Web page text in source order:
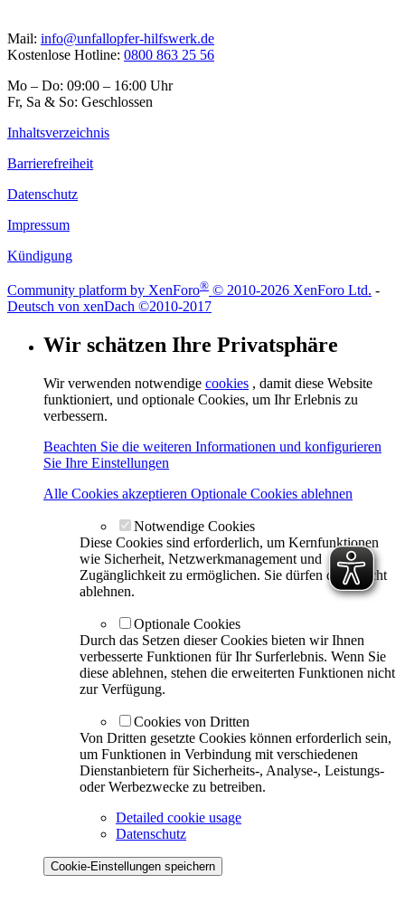
Mail: info@unfallopfer-hilfswerk.de
Kostenlose Hotline: 0800 863 25 56
Mo – Do: 09:00 – 16:00 Uhr
Fr, Sa & So: Geschlossen
Inhaltsverzeichnis
Barrierefreiheit
Datenschutz
Impressum
Kündigung
Community platform by XenForo® © 2010-2026 XenForo Ltd. -
Deutsch von xenDach ©2010-2017
Wir schätzen Ihre Privatsphäre
Wir verwenden notwendige cookies , damit diese Website
funktioniert, und optionale Cookies, um Ihr Erlebnis zu
verbessern.
Beachten Sie die weiteren Informationen und konfigurieren
Sie Ihre Einstellungen
Alle Cookies akzeptieren Optionale Cookies ablehnen
Notwendige Cookies
Diese Cookies sind erforderlich, um Kernfunktionen
wie Sicherheit, Netzwerkmanagement und
Zugänglichkeit zu ermöglichen. Sie dürfen diese nicht
ablehnen.
Optionale Cookies
Durch das Setzen dieser Cookies bieten wir Ihnen
verbesserte Funktionen für Ihr Surferlebnis. Wenn Sie
diese ablehnen, stehen die erweiterten Funktionen nicht
zur Verfügung.
Cookies von Dritten
Von Dritten gesetzte Cookies können erforderlich sein,
um Funktionen in Verbindung mit verschiedenen
Dienstanbietern für Sicherheits-, Analyse-, Leistungs-
oder Werbezwecke zu betreiben.
Detailed cookie usage
Datenschutz
Cookie-Einstellungen speichern